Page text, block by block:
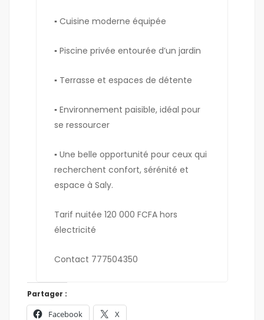
▪︎ Cuisine moderne équipée
▪︎ Piscine privée entourée d’un jardin
▪︎ Terrasse et espaces de détente
▪︎ Environnement paisible, idéal pour
se ressourcer
▪︎ Une belle opportunité pour ceux qui
recherchent confort, sérénité et
espace à Saly.
Tarif nuitée 120 000 FCFA hors
électricité
Contact 777504350
Partager :
Facebook X